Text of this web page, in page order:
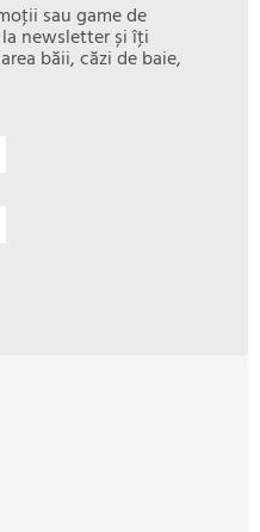
sau game de
la newsletter și îţi
băii, căzi de baie,